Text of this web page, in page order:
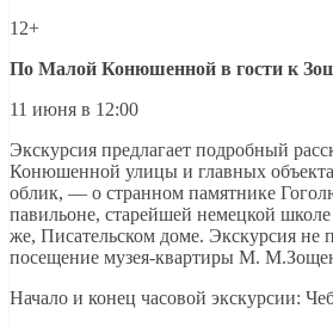
12+
По Малой Конюшенной в гости к
11 июня в 12:00
Экскурсия предлагает подробный
Конюшенной улицы и главных
облик, — о странном памятнике
павильоне, старейшей немецкой
же, Писательском доме. Экскурсия не
посещение музея-квартиры М.
Начало и конец часовой экскурсии: